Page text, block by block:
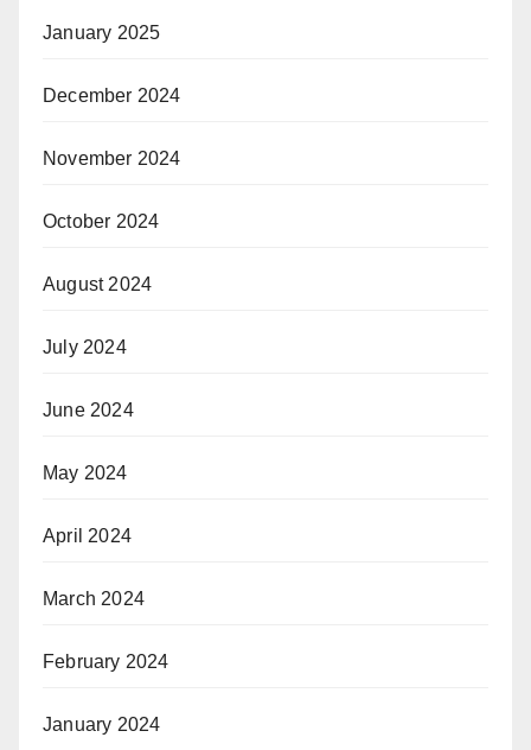
January 2025
December 2024
November 2024
October 2024
August 2024
July 2024
June 2024
May 2024
April 2024
March 2024
February 2024
January 2024